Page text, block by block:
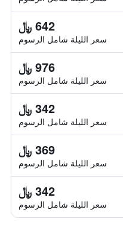
642 ﷼
سعر الليلة شامل الرسوم
976 ﷼
سعر الليلة شامل الرسوم
342 ﷼
سعر الليلة شامل الرسوم
369 ﷼
سعر الليلة شامل الرسوم
342 ﷼
سعر الليلة شامل الرسوم